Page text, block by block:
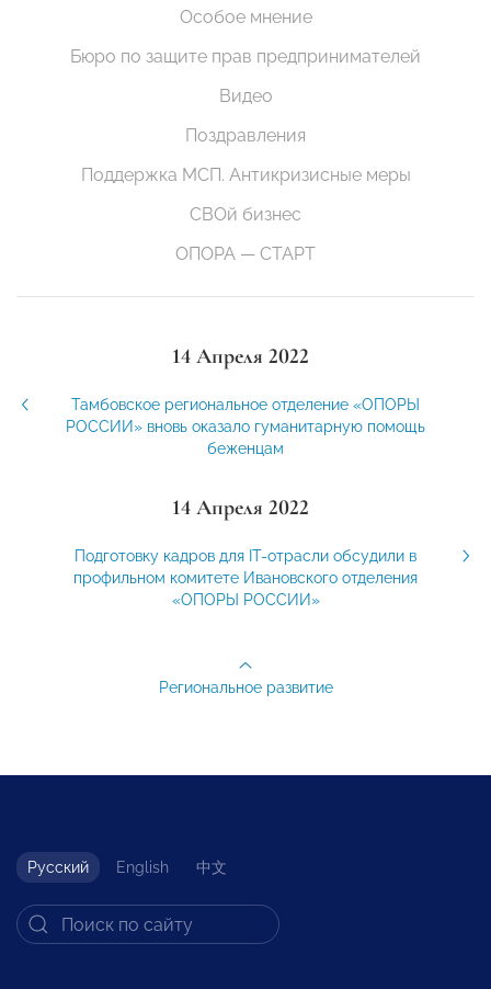
Особое мнение
Бюро по защите прав предпринимателей
Видео
Поздравления
Поддержка МСП. Антикризисные меры
СВОй бизнес
ОПОРА — СТАРТ
14 Апреля 2022
Тамбовское региональное отделение «ОПОРЫ
РОССИИ» вновь оказало гуманитарную помощь
беженцам
14 Апреля 2022
Подготовку кадров для IT-отрасли обсудили в
профильном комитете Ивановского отделения
«ОПОРЫ РОССИИ»
Региональное развитие
Русский English 中文